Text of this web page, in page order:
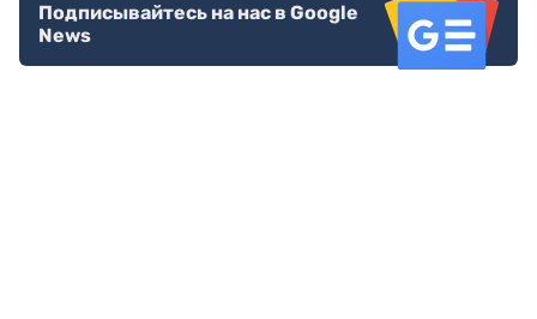
Подписывайтесь на нас в Google
News